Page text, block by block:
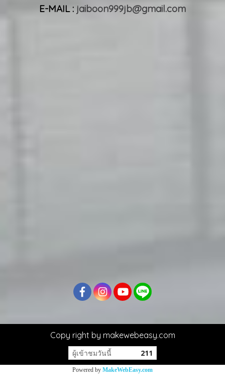
E-MAIL : jaiboon999jb@gmail.com
Copy right by makewebeasy.com
ผู้เข้าชมวันนี้ 211
Powered by MakeWebEasy.com